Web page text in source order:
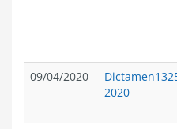
09/04/2020
2020